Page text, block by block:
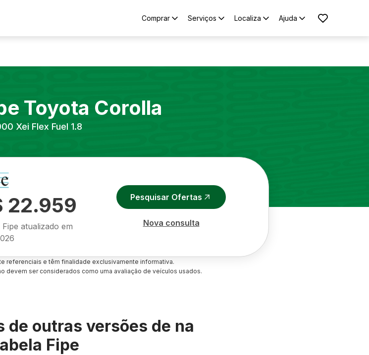
Comprar Serviços Localiza Ajuda
Toyota Corolla
Xei Flex Fuel 1.8
22.959
atualizado em
Pesquisar Ofertas
Nova consulta
referenciais e têm finalidade exclusivamente informativa.
devem ser considerados como uma avaliação de veículos usados.
de outras versões de na
Fipe